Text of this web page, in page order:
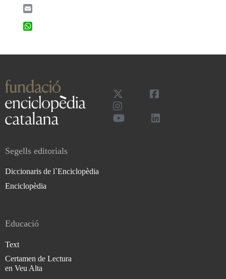
Segells editorials
Diccionaris de l`Enciclopèdia
Enciclopèdia
Educació
Text
Certamen de Lectura
en Veu Alta